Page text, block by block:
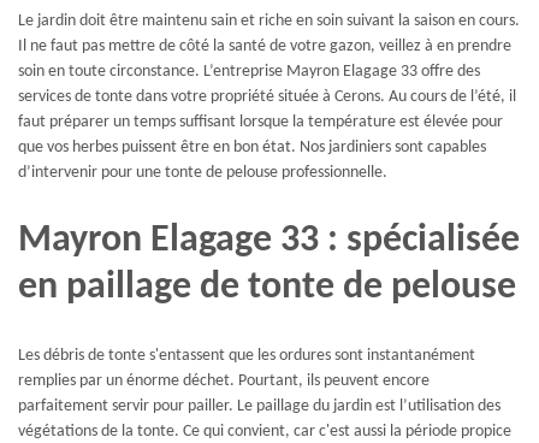
Le jardin doit être maintenu sain et riche en soin suivant la saison en cours.
Il ne faut pas mettre de côté la santé de votre gazon, veillez à en prendre
soin en toute circonstance. L’entreprise Mayron Elagage 33 offre des
services de tonte dans votre propriété située à Cerons. Au cours de l’été, il
faut préparer un temps suffisant lorsque la température est élevée pour
que vos herbes puissent être en bon état. Nos jardiniers sont capables
d’intervenir pour une tonte de pelouse professionnelle.
Mayron Elagage 33 : spécialisée
en paillage de tonte de pelouse
Les débris de tonte s'entassent que les ordures sont instantanément
remplies par un énorme déchet. Pourtant, ils peuvent encore
parfaitement servir pour pailler. Le paillage du jardin est l’utilisation des
végétations de la tonte. Ce qui convient, car c'est aussi la période propice